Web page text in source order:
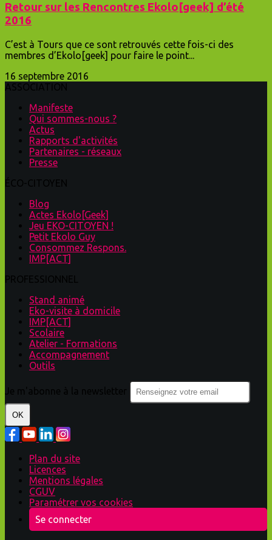
Retour sur les Rencontres Ekolo[geek] d’été
2016
C’est à Tours que ce sont retrouvés cette fois-ci des
membres d’Ekolo[geek] pour faire le point...
16 septembre 2016
Manifeste
Qui sommes-nous ?
Actus
Rapports d'activités
Partenaires - réseaux
Presse
Blog
Actes Ekolo[Geek]
Jeu EKO-CITOYEN !
Petit Ekolo Guy
Consommez Respons.
IMP[ACT]
Stand animé
Eko-visite à domicile
IMP[ACT]
Scolaire
Atelier - Formations
Accompagnement
Outils
OK
Plan du site
Licences
Mentions légales
CGUV
Paramétrer vos cookies
Se connecter